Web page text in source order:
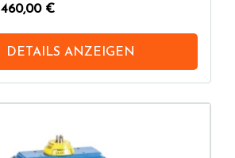
460,00 €
DETAILS ANZEIGEN